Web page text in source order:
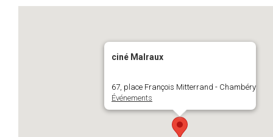
ciné Malraux
67, place François Mitterrand - Chambéry
Événements